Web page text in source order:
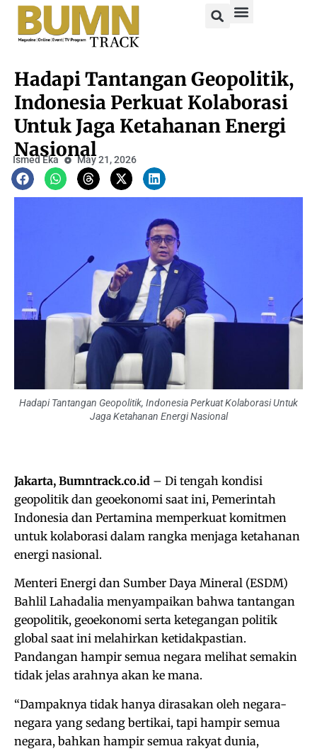
Hadapi Tantangan Geopolitik,
Indonesia Perkuat Kolaborasi
Untuk Jaga Ketahanan Energi
Nasional
Ismed Eka May 21, 2026
Hadapi Tantangan Geopolitik, Indonesia Perkuat Kolaborasi Untuk
Jaga Ketahanan Energi Nasional
Jakarta, Bumntrack.co.id – Di tengah kondisi
geopolitik dan geoekonomi saat ini, Pemerintah
Indonesia dan Pertamina memperkuat komitmen
untuk kolaborasi dalam rangka menjaga ketahanan
energi nasional.
Menteri Energi dan Sumber Daya Mineral (ESDM)
Bahlil Lahadalia menyampaikan bahwa tantangan
geopolitik, geoekonomi serta ketegangan politik
global saat ini melahirkan ketidakpastian.
Pandangan hampir semua negara melihat semakin
tidak jelas arahnya akan ke mana.
“Dampaknya tidak hanya dirasakan oleh negara-
negara yang sedang bertikai, tapi hampir semua
negara, bahkan hampir semua rakyat dunia,